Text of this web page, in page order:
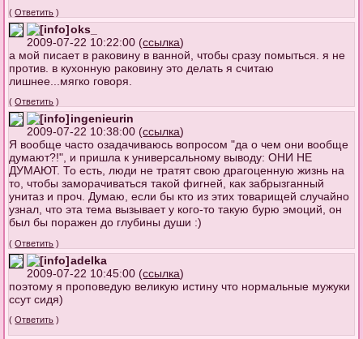
(Ответить )
oks_
2009-07-22 10:22:00 (ссылка)
а мой писает в раковину в ванной, чтобы сразу помыться. я не
против. в кухонную раковину это делать я считаю
лишнее...мягко говоря.
(Ответить )
ingenieurin
2009-07-22 10:38:00 (ссылка)
Я вообще часто озадачиваюсь вопросом "да о чем они вообще
думают?!", и пришла к универсальному выводу: ОНИ НЕ
ДУМАЮТ. То есть, люди не тратят свою драгоценную жизнь на
то, чтобы заморачиваться такой фигней, как забрызганный
унитаз и проч. Думаю, если бы кто из этих товарищей случайно
узнал, что эта тема вызывает у кого-то такую бурю эмоций, он
был бы поражен до глубины души :)
(Ответить )
adelka
2009-07-22 10:45:00 (ссылка)
поэтому я проповедую великую истину что нормальные мужуки
ссут сидя)
(Ответить )